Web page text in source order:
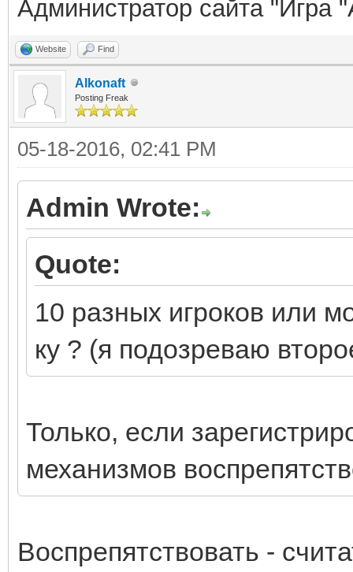
Администратор сайта "Игра
Website Find
Alkonaft
Posting Freak
05-18-2016, 02:41 PM
Admin Wrote:
Quote:
10 разных игроков или
ку ? (я подозреваю
Только, если
механизмов
Воспрепятствовать -